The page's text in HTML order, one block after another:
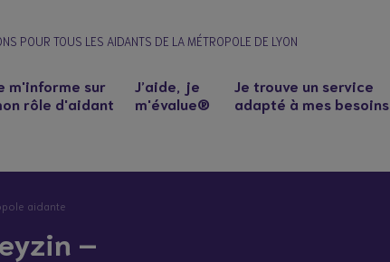
POUR TOUS LES AIDANTS DE LA MÉTROPOLE DE LYON
m'informe sur
rôle d'aidant
J’aide, je
m'évalue®
Je trouve un service
adapté à mes besoins
aidante
–